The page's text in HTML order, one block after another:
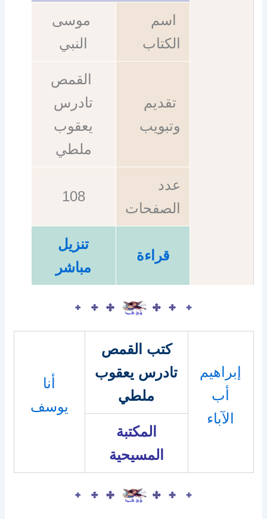
اسم
الكتاب
موسى
النبي
تقديم
وتبويب
القمص
تادرس
يعقوب
ملطي
عدد
الصفحات
108
قراءة
تنزيل
مباشر
إبراهيم
أب
الآباء
كتب القمص
تادرس يعقوب
ملطي
أنا
يوسف
المكتبة
المسيحية